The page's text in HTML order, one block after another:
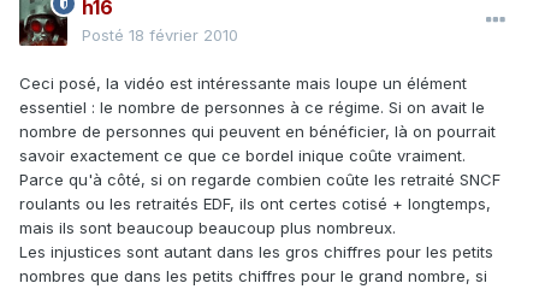
h16
Posté 18 février 2010
Ceci posé, la vidéo est intéressante mais loupe un élément
essentiel : le nombre de personnes à ce régime. Si on avait le
nombre de personnes qui peuvent en bénéficier, là on pourrait
savoir exactement ce que ce bordel inique coûte vraiment.
Parce qu'à côté, si on regarde combien coûte les retraité SNCF
roulants ou les retraités EDF, ils ont certes cotisé + longtemps,
mais ils sont beaucoup beaucoup plus nombreux.
Les injustices sont autant dans les gros chiffres pour les petits
nombres que dans les petits chiffres pour le grand nombre, si